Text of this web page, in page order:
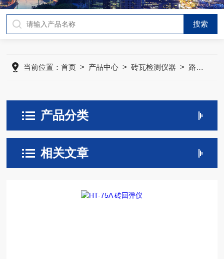
当前位置：首页 > 产品中心 >砖瓦检测仪器 > 路面砖钢轮耐磨试验机
产品分类
相关文章